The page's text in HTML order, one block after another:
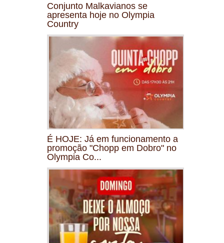
Conjunto Malkavianos se
apresenta hoje no Olympia
Country
É HOJE: Já em funcionamento a
promoção "Chopp em Dobro" no
Olympia Co...